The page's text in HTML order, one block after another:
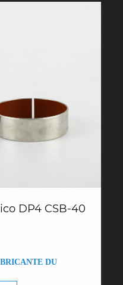
DP4 CSB-40
DU